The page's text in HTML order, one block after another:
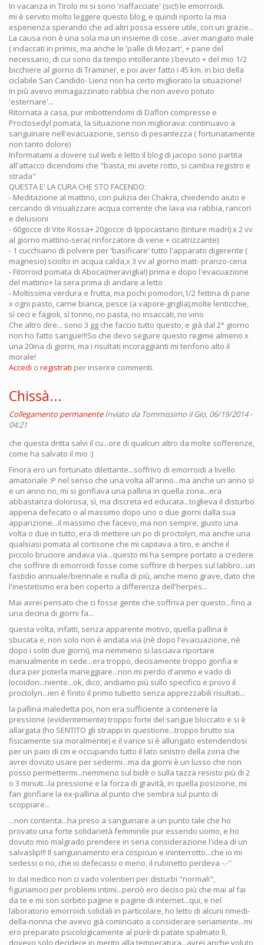
In vacanza in Tirolo mi si sono 'riaffacciate' (sic!) le emorroidi.
mi è servito molto leggere questo blog, e quindi riporto la mia
esperienza sperando che ad altri possa essere utile, con un grazie...
La causa non è una sola ma un insieme di cose...aver mangiato male
( indaccati in primis, ma anche le 'palle di Mozart', + pane del
necessario, di cui sono da tempo intollerante ) bevuto + del mio 1/2
bicchiere al giorno di Traminer, e poi aver fatto i 45 km. in bici della
ciclabile San Candido- Lienz non ha certo migliorato la situazione!
In più avevo immagazzinato rabbia che non avevo potuto
'esternare'...
Ritornata a casa, pur imbottendomi di Daflon compresse e
Proctosedyl pomata, la situazione non migliorava: continuavo a
sanguinare nell'evacuazione, senso di pesantezza ( fortunatamente
non tanto dolore)
Informatami a dovere sul web e letto il blog di jacopo sono partita
all'attacco dicendomi che "basta, mi avete rotto, si cambia registro e
strada"
QUESTA E' LA CURA CHE STO FACENDO:
- Meditazione al mattino, con pulizia dei Chakra, chiedendo aiuto e
cercando di visualizzare acqua corrente che lava via rabbia, rancori
e delusioni
- 60gocce di Vite Rossa+ 20gocce di Ippocastano (tinture madri) x 2 vv
al giorno mattino-sera( rinforzatore di vene + cicatrizzante)
- 1 cucchiaino di polvere per 'basificare' tutto l'apparato digerente (
magnesio) sciolto in acqua calda,x 3 vv al giorno matt- pranzo-cena
- Fitorroid pomata di Aboca(meraviglia!) prima e dopo l'evacuazione
del mattino+ la sera prima di andare a letto
- Moltissima verdura e frutta, ma pochi pomodori,1/2 fettina di pane
x ogni pasto, carne bianca, pesce (a vapore-griglia),molte lenticchie,
sì ceci e fagioli, sì tonno, no pasta, no insaccati, no vino
Che altro dire... sono 3 gg che faccio tutto questo, e già dal 2° giorno
non ho fatto sangue!!!So che devo seguire questo regime almeno x
una 20ina di giorni, ma i risultati incoraggianti mi tenfono alto il
morale!
Accedi o registrati per inserire commenti.
Chissà...
Collegamento permanente Inviato da Tommissimo il Gio, 06/19/2014 -
04:21
che questa dritta salvi il cu...ore di qualcun altro da molte sofferenze,
come ha salvato il mio :)
Finora ero un fortunato dilettante...soffrivo di emorroidi a livello
amatoriale :P nel senso che una volta all'anno...ma anche un anno sì
e un anno no, mi si gonfiava una pallina in quella zona...era
abbastanza dolorosa, sì, ma discreta ed educata...toglieva il disturbo
appena defecato o al massimo dopo uno o due giorni dalla sua
apparizione...il massimo che facevo, ma non sempre, giusto una
volta o due in tutto, era di mettere un po di proctolyn, ma anche una
qualsiasi pomata al cortisone che mi capitava a tiro, e anche il
piccolo bruciore andava via...questo mi ha sempre portato a credere
che soffrire di emorroidi fosse come soffrire di herpes sul labbro...un
fastidio annuale/biennale e nulla di più, anche meno grave, dato che
l'inestetismo era ben coperto a differenza dell'herpes...
Mai avrei pensato che ci fosse gente che soffriva per questo...fino a
una decina di giorni fa...
questa volta, infatti, senza apparente motivo, quella pallina è
sbucata e, non solo non è andata via (nè dopo l'evacuazione, nè
dopo i soliti due giorni), ma nemmeno si lasciava riportare
manualmente in sede...era troppo, decisamente troppo gonfia e
dura per poterla maneggiare...non mi perdo d'animo e vado di
locoidon...niente...ok, dico, andiamo più sullo specifico e provo il
proctolyn...ieri è finito il primo tubetto senza apprezzabili risultati...
la pallina maledetta poi, non era sufficiente a contenere la
pressione (evidentemente) troppo forte del sangue bloccato e si è
allargata (ho SENTITO gli strappi in questione...troppo brutto sia
fisicamente sia moralmente) e il varice si è allungato estendendosi
per un paio di cm e occupando tutto il lato sinistro della zona che
avrei dovuto usare per sedermi...ma da giorni è un lusso che non
posso permettermi...nemmeno sul bidè o sulla tazza resisto più di 2
o 3 minuti...la pressione e la forza di gravità, in quella posizione, mi
fan gonfiare la ex-pallina al punto che sembra sul punto di
scoppiare...
...non contenta...ha preso a sanguinare a un punto tale che ho
provato una forte solidarietà femminile pur essendo uomo, e ho
dovuto mio malgrado prendere in seria considerazione l'idea di un
salvaslip!!! Il sanguinamento era cospicuo e ininterrotto...che io mi
sedessi o no, che io defecassi o meno, il rubinetto perdeva -.-''
Io dal medico non ci vado volentieri per disturbi "normali",
figuriamoci per problemi intimi...perciò ero deciso più che mai al fai
da te e mi son sorbito pagine e pagine di internet...qui, e nel
laboratorio emorroidi solidali in particolare, ho letto di alcuni rimedi-
della-nonna che avevo già cominciato a considerare seriamente...mi
ero preparato psicologicamente al purè di patate spalmato lì,
dovevo solo decidere in merito alla temperatura...avrei anche voluto